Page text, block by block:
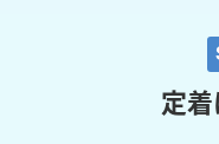
定